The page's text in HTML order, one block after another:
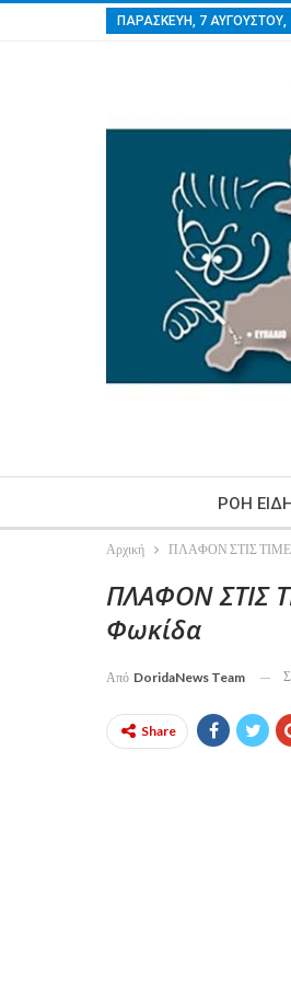
ΠΑΡΑΣΚΕΥΉ, 7 ΑΥΓΟΎΣΤΟΥ,
ΡΟΗ
Αρχική ΠΛΑΦΟΝ ΣΤΙΣ
ΠΛΑΦΟΝ ΣΤΙΣ
Φωκίδα
Από DoridaNews Team
Share